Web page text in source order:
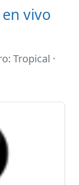
vivo
Tropical ·